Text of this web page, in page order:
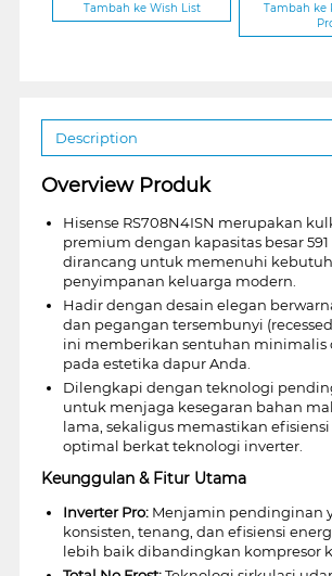
Tambah ke Wish List
Tambah ke
Description
Overview Produk
Hisense RS708N4ISN merupakan
premium dengan kapasitas besar
dirancang untuk memenuhi
penyimpanan keluarga modern.
Hadir dengan desain elegan
dan pegangan tersembunyi
ini memberikan sentuhan minimalis
pada estetika dapur Anda.
Dilengkapi dengan teknologi
untuk menjaga kesegaran bahan
lama, sekaligus memastikan
optimal berkat teknologi inverter.
Keunggulan & Fitur Utama
Inverter Pro:Menjamin pendinginan
konsisten, tenang, dan efisiensi
lebih baik dibandingkan kompresor